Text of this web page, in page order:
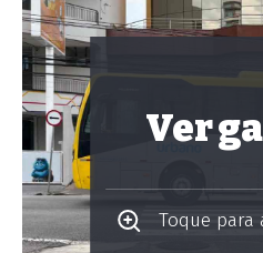
Ver
Toque